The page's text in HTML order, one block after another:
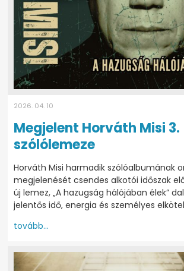
2026. 04. 10
Megjelent Horváth Misi 3.
szólólemeze
Horváth Misi harmadik szólóalbumának
megjelenését csendes alkotói időszak
új lemez, „A hazugság hálójában élek”
jelentős idő, energia és személyes
tovább...